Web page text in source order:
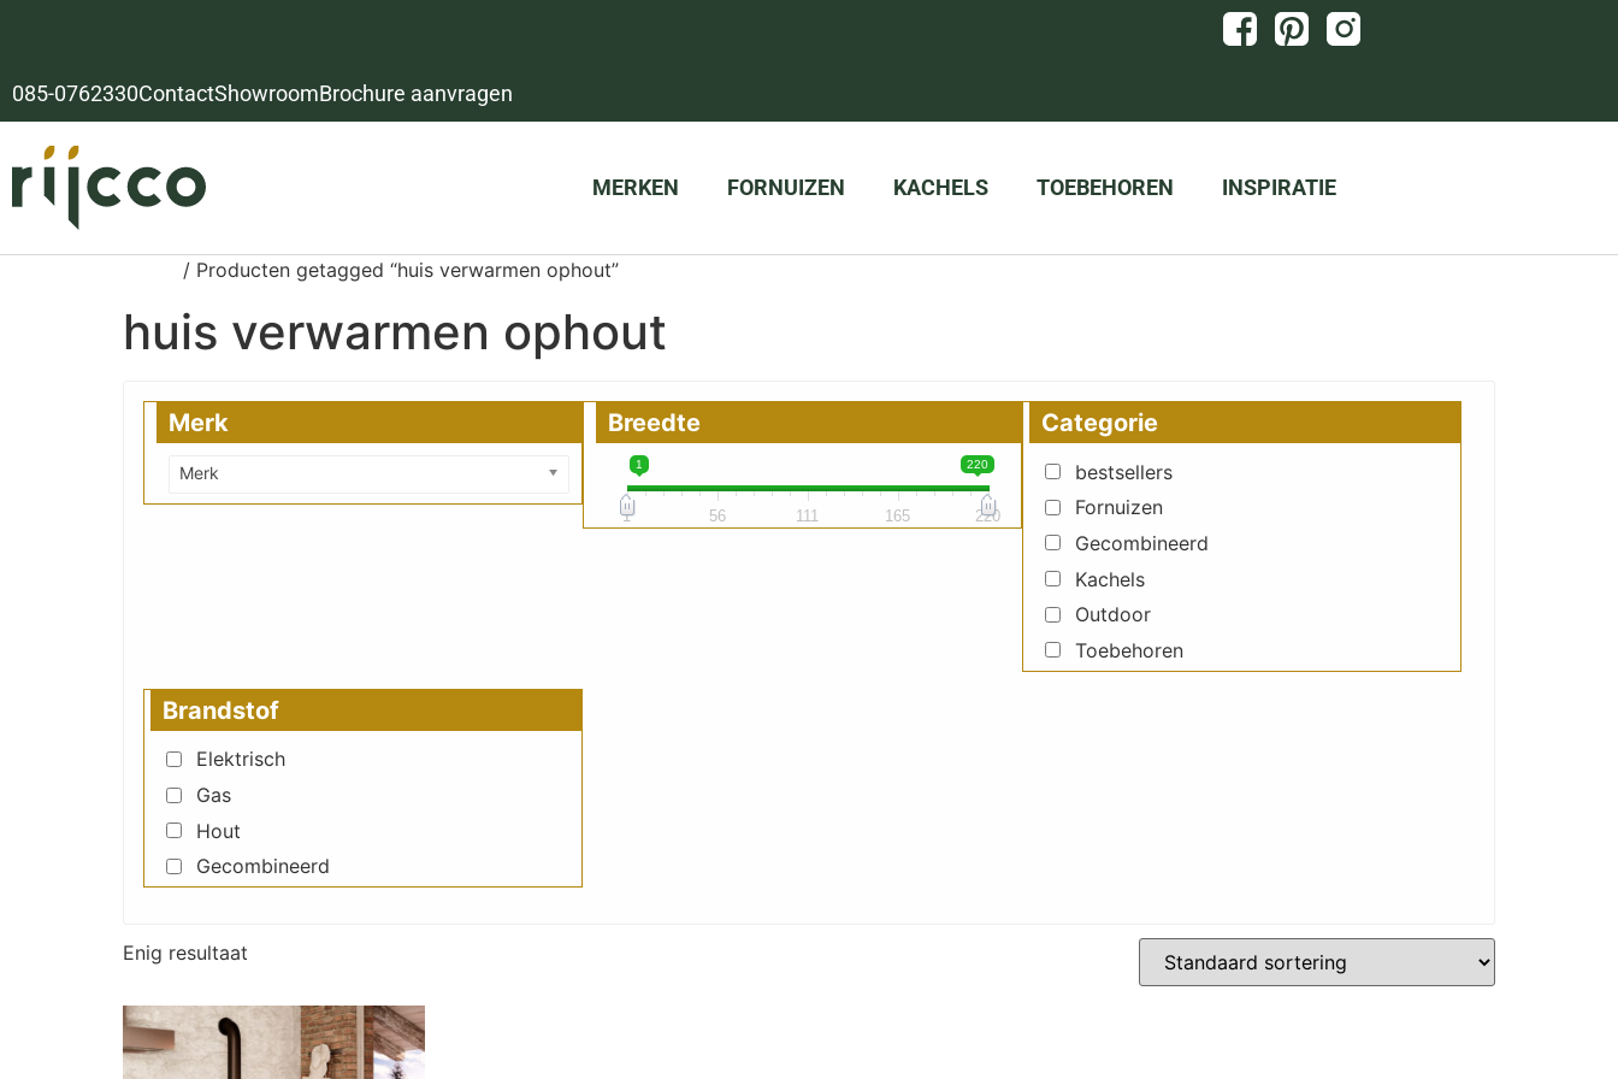
085-0762330ContactShowroomBrochure aanvragen
MERKEN FORNUIZEN KACHELS TOEBEHOREN INSPIRATIE
/ Producten getagged “huis verwarmen ophout”
huis verwarmen ophout
Merk
Merk
Breedte
1 220
1 56 111 165 220
Categorie
bestsellers
Fornuizen
Gecombineerd
Kachels
Outdoor
Toebehoren
Brandstof
Elektrisch
Gas
Hout
Gecombineerd
Enig resultaat